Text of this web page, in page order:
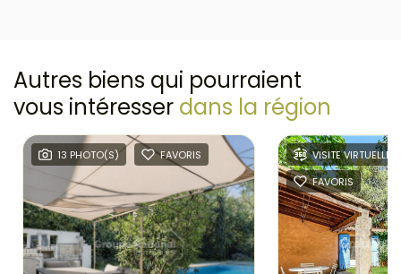
Autres biens qui pourraient
vous intéresser dans la région
13 PHOTO(S) FAVORIS
VISITE VIRTUELLE
FAVORIS